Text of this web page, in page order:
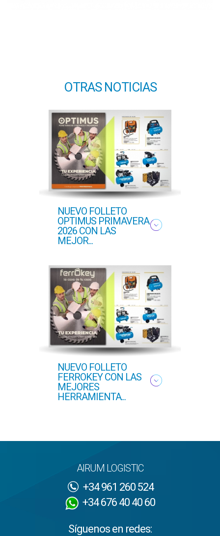
OTRAS NOTICIAS
NUEVO FOLLETO
OPTIMUS PRIMAVERA
2026 CON LAS
MEJOR...
NUEVO FOLLETO
FERROKEY CON LAS
MEJORES
HERRAMIENTA...
AIRUM LOGISTIC
+34 961 260 524
+34 676 40 40 60
Síguenos en redes: